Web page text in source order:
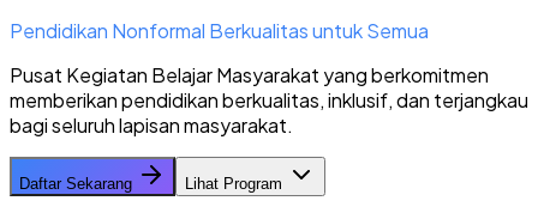
Pendidikan Nonformal Berkualitas untuk Semua
Pusat Kegiatan Belajar Masyarakat yang berkomitmen
memberikan pendidikan berkualitas, inklusif, dan terjangkau
bagi seluruh lapisan masyarakat.
Daftar Sekarang Lihat Program